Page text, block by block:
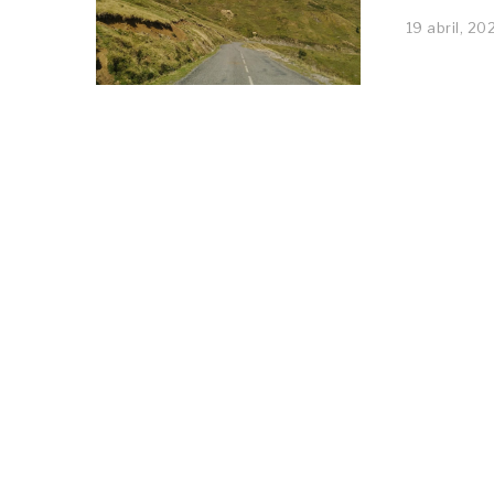
19 abril,